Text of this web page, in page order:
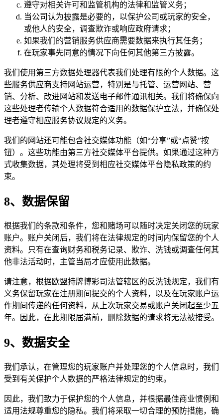
遵守对相关许可和监管机构的法律和监管义务；
当公司认为披露是必要的，以保护公司或玩家的安全，
或他人的安全，调查欺诈或响应政府请求；
如果我们的营销服务供应商需要数据来执行其任务；
在玩家事先同意的情况下向任何其他第三方披露。
我们使用第三方数据处理器代表我们处理有限的个人数据。这
些服务供应商支持网站运营，特别是与托管、运营网站、营
销、分析、改进网站和发送电子邮件通讯相关。我们将确保向
这些处理者传输个人数据符合适用的数据保护立法，并确保处
理者遵守相应服务协议规定的义务。
我们的网站还可能包含社交媒体功能（如“分享”或“点赞”按
钮）。这些功能由第三方社交媒体平台提供。如果通过这种方
式收集数据，其处理将受到相应社交媒体平台隐私政策的约
束。
8、数据保留
根据我们的条款和条件，您和赌场可以随时决定关闭您的玩家
账户。账户关闭后，我们将在法律规定的时间内保留您的个人
资料。只有在查询财务和税务记录、欺诈、洗钱或调查任何其
他非法活动时，主管当局才应使用此数据。
请注意，根据欧盟持牌博彩司法管辖区的反洗钱规定，我们有
义务保留玩家在注册期间提交的个人资料，以及在玩家账户运
作期间传递的任何资料，从上次玩家交易或账户关闭起至少五
年。因此，在此期限届满前，删除数据的请求将无法被接受。
9、数据安全
我们承认，在管理您的玩家账户并处理您的个人信息时，我们
受到有关保护个人数据的严格法律规定的约束。
因此，我们致力于保护您的个人信息，并根据最佳商业惯例和
适用法规尊重您的隐私。我们将采取一切合理的预防措施，确